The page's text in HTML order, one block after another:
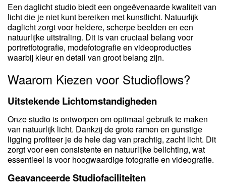
Een daglicht studio biedt een ongeëvenaarde kwaliteit van
licht die je niet kunt bereiken met kunstlicht. Natuurlijk
daglicht zorgt voor heldere, scherpe beelden en een
natuurlijke uitstraling. Dit is van cruciaal belang voor
portretfotografie, modefotografie en videoproducties
waarbij kleur en detail van groot belang zijn.
Waarom Kiezen voor Studioflows?
Uitstekende Lichtomstandigheden
Onze studio is ontworpen om optimaal gebruik te maken
van natuurlijk licht. Dankzij de grote ramen en gunstige
ligging profiteer je de hele dag van prachtig, zacht licht. Dit
zorgt voor een consistente en natuurlijke belichting, wat
essentieel is voor hoogwaardige fotografie en videografie.
Geavanceerde Studiofaciliteiten